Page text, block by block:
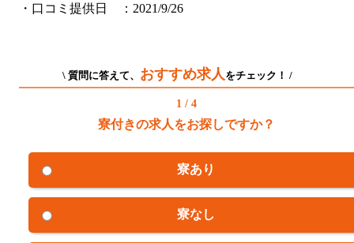
・口コミ提供日 ：2021/9/26
\ 質問に答えて、 おすすめ求人 をチェック！ /
1 / 4
寮付きの求人をお探しですか？
寮あり
寮なし